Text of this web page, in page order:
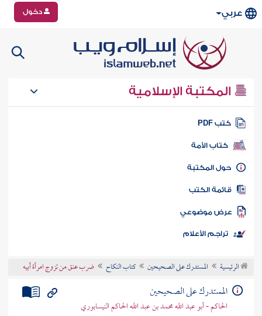
عربي دخول
المكتبة الإسلامية
كتب PDF
كتاب الأمة
المكتبة
الكتب
موضوعي
تراجم الأعلام
الرئيسية المستدرك على الصحيحين كتاب النكاح ضرب عنق من تزوج امرأة أبيه
المستدرك على الصحيحين
الحاكم - أبو عبد الله محمد بن عبد الله الحاكم النيسابوري